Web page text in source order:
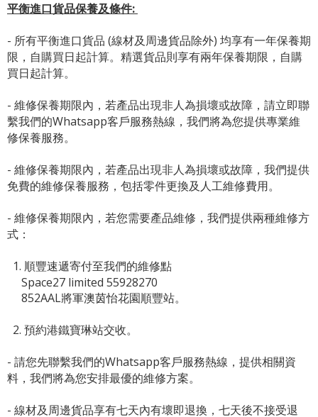
平衡進口貨品保養及條件:
- 所有平衡進口貨品 (線材及周邊貨品除外) 均享有一年保養期
限，自購買日起計算。精選貨品則享有兩年保養期限，自購
買日起計算。
- 維修保養期限內，若產品出現非人為損壞或故障，請立即聯
繫我們的Whatsapp客戶服務熱線，我們將為您提供專業維
修保養服務。
- 維修保養期限內，若產品出現非人為損壞或故障，我們提供
免費的維修保養服務，包括零件更換及人工維修費用。
- 維修保養期限內，若您需要產品維修，我們提供兩種維修方
式：
1. 順豐速遞寄付至我們的維修點
Space27 limited 55928270
852AAL將軍澳茵怡花園順豐站。
2. 預約港鐵寶琳站交收。
- 請您先聯繫我們的Whatsapp客戶服務熱線 ，提供相關資
料，我們將為您安排最優的維修方案。
- 線材及周邊貨品享有七天內有壞即退換，七天後不接受退